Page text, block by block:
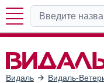
Видаль
Видаль-